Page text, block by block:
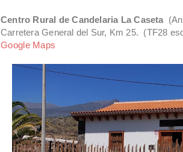
Centro Rural de Candelaria La Caseta
Carretera General del Sur, Km 25. (TF28
Google Maps